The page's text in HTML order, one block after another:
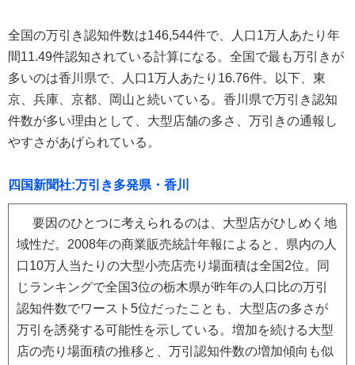
全国の万引き認知件数は146,544件で、人口1万人あたり年
間11.49件認知されている計算になる。全国で最も万引きが
多いのは香川県で、人口1万人あたり16.76件。以下、東
京、兵庫、京都、岡山と続いている。香川県で万引き認知
件数が多い理由として、大型店舗の多さ、万引きの通報し
やすさがあげられている。
四国新聞社:万引き多発県・香川
要因のひとつに考えられるのは、大型店がひしめく地
域性だ。2008年の商業販売統計年報によると、県内の人
口10万人当たりの大型小売店売り場面積は全国2位。同
じランキングで全国3位の栃木県が昨年の人口比の万引
認知件数でワースト5位だったことも、大型店の多さが
万引を誘発する可能性を示している。増加を続ける大型
店の売り場面積の推移と、万引認知件数の増加傾向も似